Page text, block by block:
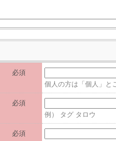
必須
個人の方は「個人」と
必須
例） タグ タロウ
必須